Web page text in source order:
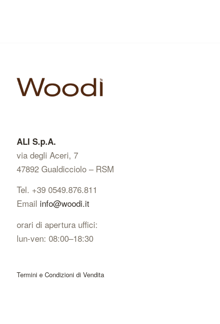
ALI S.p.A.
via degli Aceri, 7
47892 Gualdicciolo – RSM
Tel. +39 0549.876.811
Email info@woodi.it
orari di apertura uffici:
lun-ven: 08:00–18:30
Termini e Condizioni di Vendita